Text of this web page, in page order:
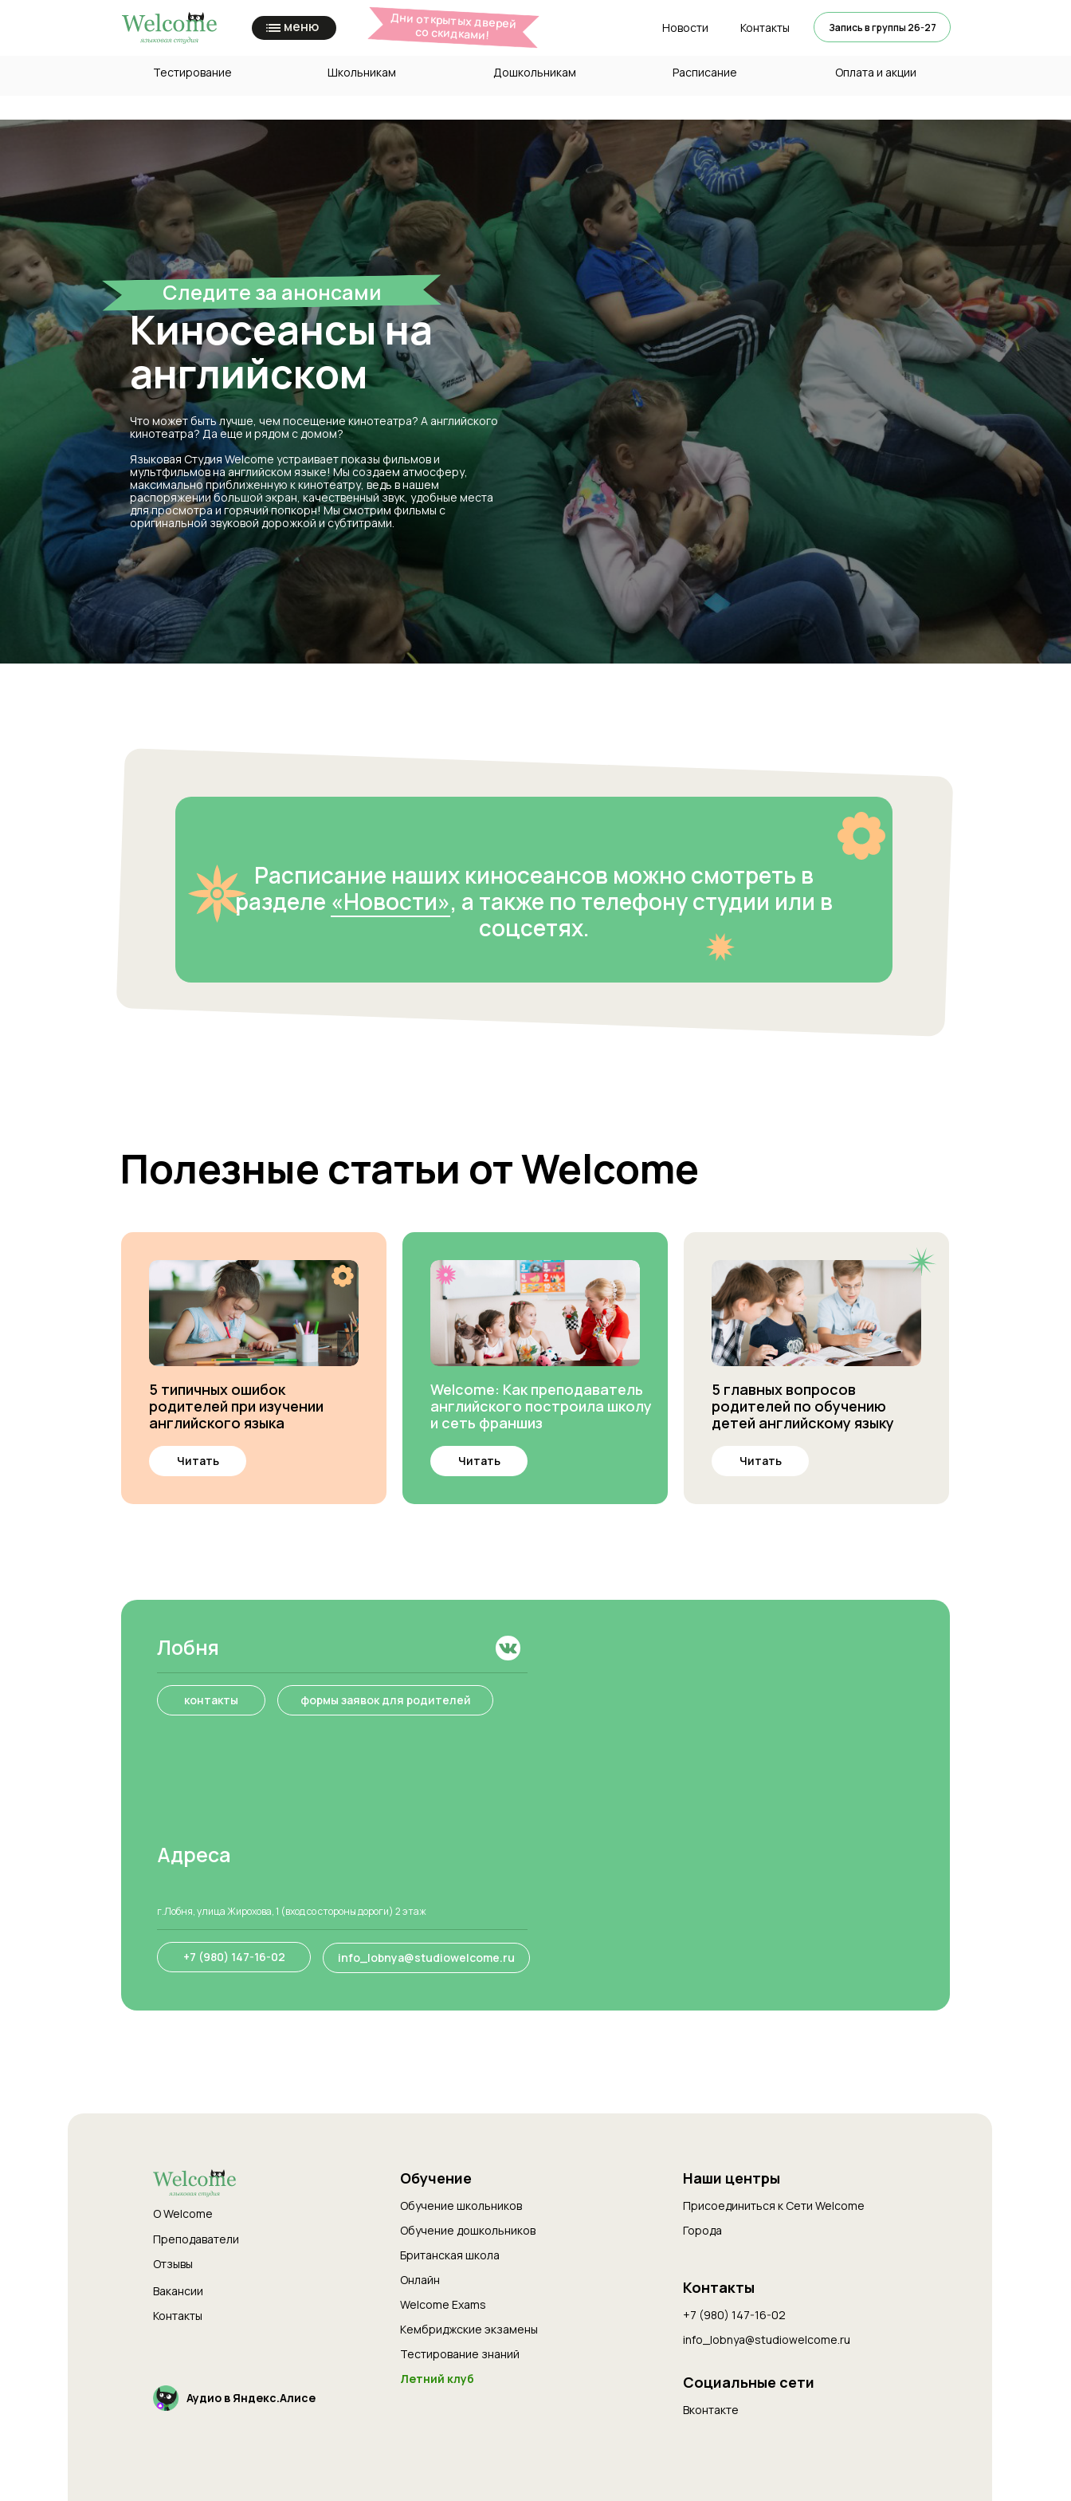
Запись в группы 26-27
меню Новости Контакты
Дни открытых дверей
со скидками!
Тестирование Школьникам Дошкольникам Расписание Оплата и акции
Следите за анонсами
Киносеансы на
английском
Что может быть лучше, чем посещение кинотеатра? А английского
кинотеатра? Да еще и рядом с домом?
Языковая Студия Welcome устраивает показы фильмов и
мультфильмов на английском языке! Мы создаем атмосферу,
максимально приближенную к кинотеатру, ведь в нашем
распоряжении большой экран, качественный звук, удобные места
для просмотра и горячий попкорн! Мы смотрим фильмы с
оригинальной звуковой дорожкой и субтитрами.
Расписание наших киносеансов можно смотреть в
разделе «Новости», а также по телефону студии или в
соцсетях.
5 типичных ошибок
родителей при изучении
английского языка
Читать
Welcome: Как преподаватель
английского построила школу
и сеть франшиз
Читать
5 главных вопросов
родителей по обучению
детей английскому языку
Читать
Полезные статьи от Welcome
Лобня
контакты формы заявок для родителей
+7 (980) 147-16-02 info_lobnya@studiowelcome.ru
Адреса
г.Лобня, улица Жирохова, 1 (вход со стороны дороги) 2 этаж
Обучение
Обучение школьников
Обучение дошкольников
Британская школа
Летний клуб
Онлайн
Welcome Exams
Кембриджские экзамены
Тестирование знаний
Социальные сети
Вконтакте
Наши центры
Присоединиться к Cети Welcome
Города
О Welcome
Преподаватели
Отзывы
Вакансии
Контакты
Контакты
info_lobnya@studiowelcome.ru
+7 (980) 147-16-02
Аудио в Яндекс.Алисе